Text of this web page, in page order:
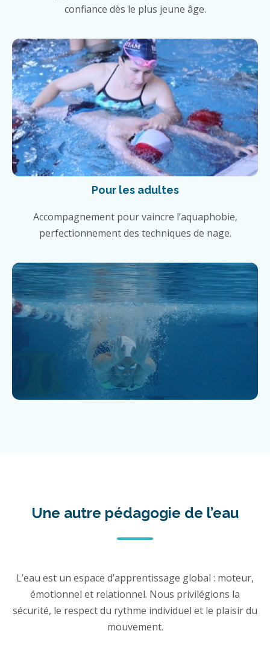
confiance dès le plus jeune âge.
Pour les adultes
Accompagnement pour vaincre l’aquaphobie,
perfectionnement des techniques de nage.
Une autre pédagogie de l’eau
L’eau est un espace d’apprentissage global : moteur,
émotionnel et relationnel. Nous privilégions la
sécurité, le respect du rythme individuel et le plaisir du
mouvement.